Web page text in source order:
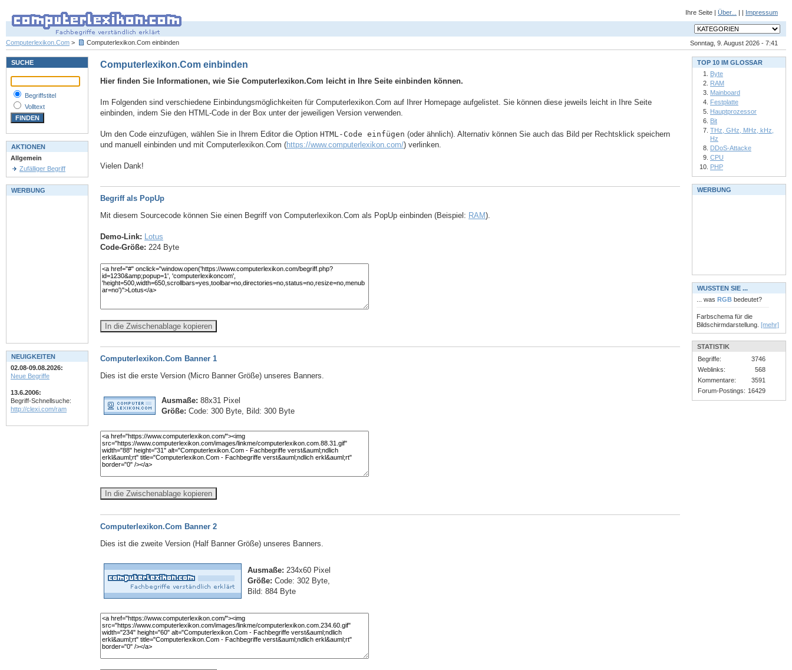
Ihre Seite | Über... | | Impressum
Sonntag, 9. August 2026 - 7:41
Computerlexikon.Com > Computerlexikon.Com einbinden
Computerlexikon.Com einbinden
Hier finden Sie Informationen, wie Sie Computerlexikon.Com leicht in Ihre Seite einbinden können.
Im Folgenden sind verschiedene Einbindungsmöglichkeiten für Computerlexikon.Com auf Ihrer Homepage aufgelistet. Sie können diese jeweils leicht in Ihre Seite
einbinden, indem Sie den HTML-Code in der Box unter der jeweiligen Version verwenden.
Um den Code einzufügen, wählen Sie in Ihrem Editor die Option HTML-Code einfügen (oder ähnlich). Alternativ können Sie auch das Bild per Rechtsklick speichern
und manuell einbinden und mit Computerlexikon.Com (https://www.computerlexikon.com/) verlinken.
Vielen Dank!
Begriff als PopUp
Mit diesem Sourcecode können Sie einen Begriff von Computerlexikon.Com als PopUp einbinden (Beispiel: RAM).
Demo-Link: Lotus
Code-Größe: 224 Byte
In die Zwischenablage kopieren
Computerlexikon.Com Banner 1
Dies ist die erste Version (Micro Banner Größe) unseres Banners.
Ausmaße: 88x31 Pixel
Größe: Code: 300 Byte, Bild: 300 Byte
In die Zwischenablage kopieren
Computerlexikon.Com Banner 2
Dies ist die zweite Version (Half Banner Größe) unseres Banners.
Ausmaße: 234x60 Pixel
Größe: Code: 302 Byte,
Bild: 884 Byte
SUCHE
Begriffstitel
Volltext
AKTIONEN
Allgemein
Zufälliger Begriff
WERBUNG
NEUIGKEITEN
02.08-09.08.2026:
Neue Begriffe
13.6.2006:
Begriff-Schnellsuche:
http://clexi.com/ram
TOP 10 IM GLOSSAR
Byte
RAM
Mainboard
Festplatte
Hauptprozessor
Bit
THz, GHz, MHz, kHz,
Hz
DDoS-Attacke
CPU
PHP
WERBUNG
WUSSTEN SIE ...
... was RGB bedeutet?
Farbschema für die
Bildschirmdarstellung. [mehr]
STATISTIK
Begriffe:
3746
Weblinks:
568
Kommentare:
3591
Forum-Postings: 16429